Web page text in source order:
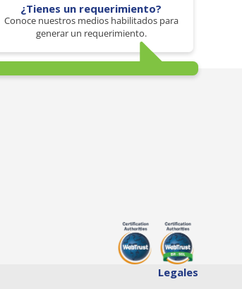
¿Tienes un requerimiento?
Conoce nuestros medios habilitados para
generar un requerimiento.
Legales